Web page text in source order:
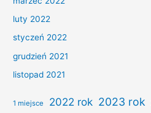
luty 2022
styczeń 2022
grudzień 2021
listopad 2021
1 miejsce 2022 rok 2023 rok